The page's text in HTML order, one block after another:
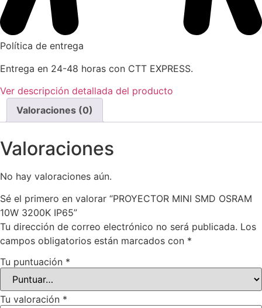
Política de entrega
Entrega en 24-48 horas con CTT EXPRESS.
Ver descripción detallada del producto
Valoraciones (0)
Valoraciones
No hay valoraciones aún.
Sé el primero en valorar “PROYECTOR MINI SMD OSRAM
10W 3200K IP65”
Tu dirección de correo electrónico no será publicada. Los
campos obligatorios están marcados con *
Tu puntuación *
Tu valoración *